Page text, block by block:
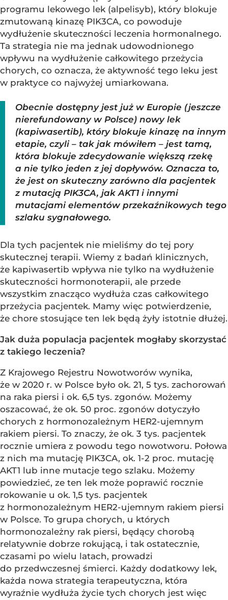
programu lekowego lek (alpelisyb), który blokuje
zmutowaną kinazę PIK3CA, co powoduje
wydłużenie skuteczności leczenia hormonalnego.
Ta strategia nie ma jednak udowodnionego
wpływu na wydłużenie całkowitego przeżycia
chorych, co oznacza, że aktywność tego leku jest
w praktyce co najwyżej umiarkowana.
Obecnie dostępny jest już w Europie (jeszcze
nierefundowany w Polsce) nowy lek
(kapiwasertib), który blokuje kinazę na innym
etapie, czyli – tak jak mówiłem – jest tamą,
która blokuje zdecydowanie większą rzekę
a nie tylko jeden z jej dopływów. Oznacza to,
że jest on skuteczny zarówno dla pacjentek
z mutacją PIK3CA, jak AKT1 i innymi
mutacjami elementów przekaźnikowych tego
szlaku sygnałowego.
Dla tych pacjentek nie mieliśmy do tej pory
skutecznej terapii. Wiemy z badań klinicznych,
że kapiwasertib wpływa nie tylko na wydłużenie
skuteczności hormonoterapii, ale przede
wszystkim znacząco wydłuża czas całkowitego
przeżycia pacjentek. Mamy więc potwierdzenie,
że chore stosujące ten lek będą żyły istotnie dłużej.
Jak duża populacja pacjentek mogłaby skorzystać
z takiego leczenia?
Z Krajowego Rejestru Nowotworów wynika,
że w 2020 r. w Polsce było ok. 21, 5 tys. zachorowań
na raka piersi i ok. 6,5 tys. zgonów. Możemy
oszacować, że ok. 50 proc. zgonów dotyczyło
chorych z hormonozależnym HER2-ujemnym
rakiem piersi. To znaczy, że ok. 3 tys. pacjentek
rocznie umiera z powodu tego nowotworu. Połowa
z nich ma mutację PIK3CA, ok. 1-2 proc. mutację
AKT1 lub inne mutacje tego szlaku. Możemy
powiedzieć, ze ten lek może poprawić rocznie
rokowanie u ok. 1,5 tys. pacjentek
z hormonozależnym HER2-ujemnym rakiem piersi
w Polsce. To grupa chorych, u których
hormonozależny rak piersi, będący chorobą
relatywnie dobrze rokującą, i tak ostatecznie,
czasami po wielu latach, prowadzi
do przedwczesnej śmierci. Każdy dodatkowy lek,
każda nowa strategia terapeutyczna, która
wyraźnie wydłuża życie tych chorych jest więc